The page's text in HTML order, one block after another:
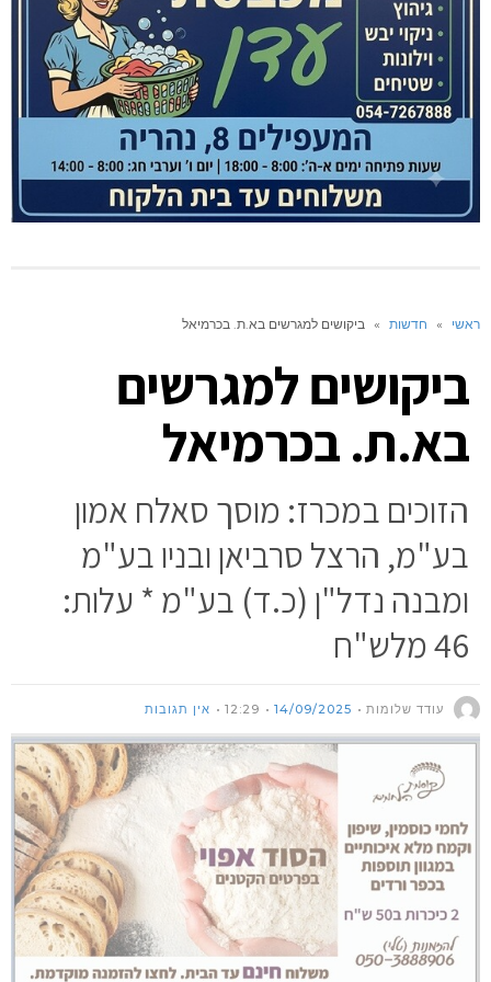
ראשי » חדשות » ביקושים למגרשים בא.ת. בכרמיאל
ביקושים למגרשים
בא.ת. בכרמיאל
הזוכים במכרז: מוסך סאלח אמון
בע"מ, הרצל סרביאן ובניו בע"מ
ומבנה נדל"ן (כ.ד) בע"מ * עלות:
46 מלש"ח
עודד שלומות 14/09/2025
12:29 אין תגובות